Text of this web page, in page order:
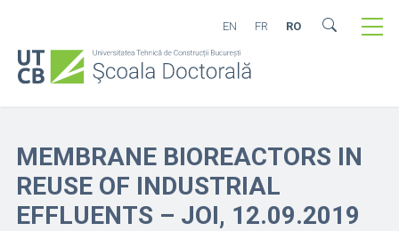
EN FR RO
MEMBRANE BIOREACTORS IN
REUSE OF INDUSTRIAL
EFFLUENTS – JOI, 12.09.2019